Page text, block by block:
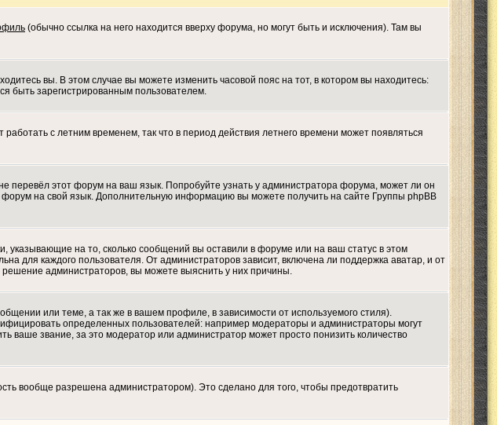
(обычно ссылка на него находится вверху форума, но могут быть и исключения). Там вы
вы. В этом случае вы можете изменить часовой пояс на тот, в котором вы находитесь:
быть зарегистрированным пользователем.
с летним временем, так что в период действия летнего времени может появляться
перевёл этот форум на ваш язык. Попробуйте узнать у администратора форума, может ли он
на свой язык. Дополнительную информацию вы можете получить на сайте Группы phpBB
указывающие на то, сколько сообщений вы оставили в форуме или на ваш статус в этом
для каждого пользователя. От администраторов зависит, включена ли поддержка аватар, и от
администраторов, вы можете выяснить у них причины.
или теме, а так же в вашем профиле, в зависимости от используемого стиля).
определенных пользователей: например модераторы и администраторы могут
звание, за это модератор или администратор может просто понизить количество
вообще разрешена администратором). Это сделано для того, чтобы предотвратить